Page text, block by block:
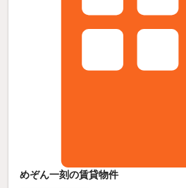
めぞん一刻の賃貸物件